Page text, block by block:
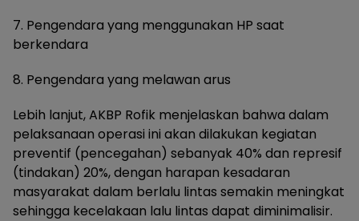
7. Pengendara yang menggunakan HP saat
berkendara
8. Pengendara yang melawan arus
Lebih lanjut, AKBP Rofik menjelaskan bahwa dalam
pelaksanaan operasi ini akan dilakukan kegiatan
preventif (pencegahan) sebanyak 40% dan represif
(tindakan) 20%, dengan harapan kesadaran
masyarakat dalam berlalu lintas semakin meningkat
sehingga kecelakaan lalu lintas dapat diminimalisir.